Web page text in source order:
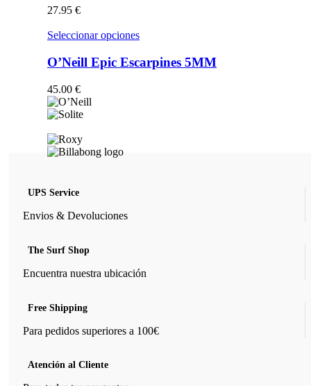
opciones
se
pueden
elegir
27.95 €
Seleccionar opcionesEste
tiene
múltiples
O’Neill Epic Escarpines 5MM
45.00 €
UPS Service
Envios & Devoluciones
The Surf Shop
Encuentra nuestra ubicación
Free Shipping
Para pedidos superiores a 100€
Atención al Cliente